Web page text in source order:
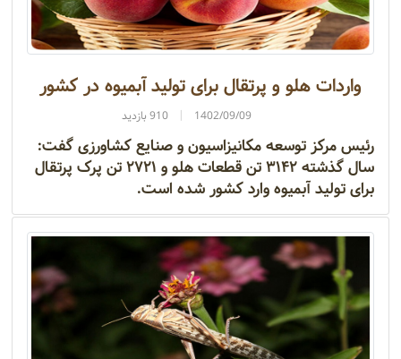
واردات هلو و پرتقال برای تولید آبمیوه در کشور
1402/09/09 910 بازدید
رئیس مرکز توسعه مکانیزاسیون و صنایع کشاورزی گفت:
سال گذشته ۳۱۴۲ تن قطعات هلو و ۲۷۲۱ تن پرک پرتقال
برای تولید آبمیوه وارد کشور شده است.